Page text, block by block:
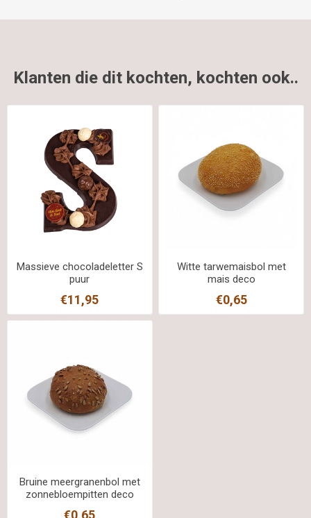
Klanten die dit kochten, kochten ook..
Massieve chocoladeletter S
puur
€11,95
Witte tarwemaisbol met
mais deco
€0,65
Bruine meergranenbol met
zonnebloempitten deco
€0,65